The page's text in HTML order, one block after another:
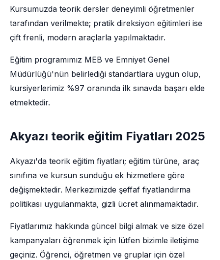
Kursumuzda teorik dersler deneyimli öğretmenler
tarafından verilmekte; pratik direksiyon eğitimleri ise
çift frenli, modern araçlarla yapılmaktadır.
Eğitim programımız MEB ve Emniyet Genel
Müdürlüğü'nün belirlediği standartlara uygun olup,
kursiyerlerimiz %97 oranında ilk sınavda başarı elde
etmektedir.
Akyazı teorik eğitim Fiyatları 2025
Akyazı'da teorik eğitim fiyatları; eğitim türüne, araç
sınıfına ve kursun sunduğu ek hizmetlere göre
değişmektedir. Merkezimizde şeffaf fiyatlandırma
politikası uygulanmakta, gizli ücret alınmamaktadır.
Fiyatlarımız hakkında güncel bilgi almak ve size özel
kampanyaları öğrenmek için lütfen bizimle iletişime
geçiniz. Öğrenci, öğretmen ve gruplar için özel